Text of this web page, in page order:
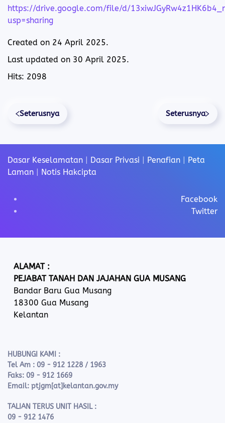
https://drive.google.com/file/d/
usp=sharing
Created on 24 April 2025.
Last updated on 30 April 2025.
Hits: 2098
Seterusnya Seterusnya
Dasar Keselamatan Dasar Privasi Penafian
Peta
Laman
Notis Hakcipta
Facebook
Twitter
ALAMAT :
PEJABAT TANAH DAN JAJAHAN GUA MUSANG
Bandar Baru Gua Musang
18300 Gua Musang
Kelantan
HUBUNGI KAMI :
Tel Am : 09 - 912 1228 / 1963
Faks: 09 - 912 1669
Email: ptjgm[at]kelantan.gov.my
TALIAN TERUS UNIT HASIL :
09 - 912 1476